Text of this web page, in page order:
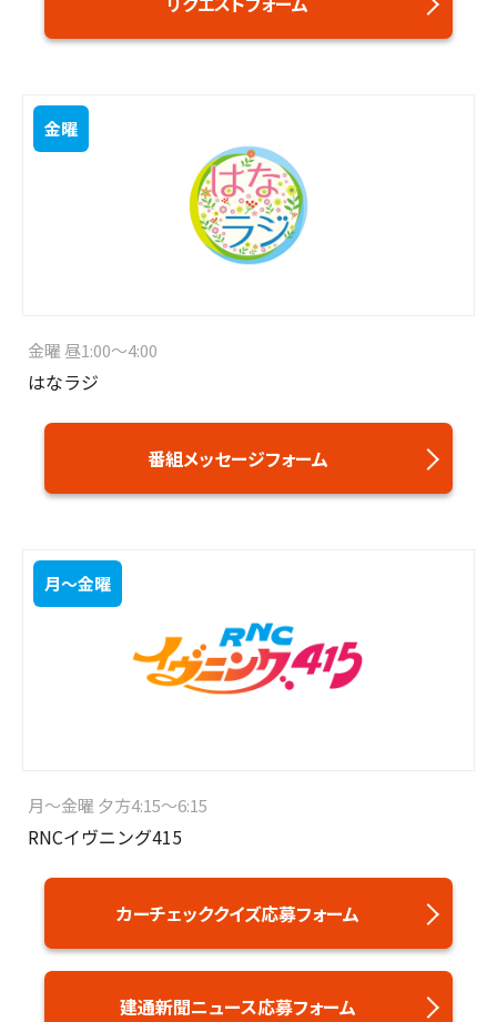
金曜
金曜 昼1:00～4:00
はなラジ
番組メッセージフォーム
月～金曜
月～金曜 夕方4:15～6:15
RNCイヴニング415
カーチェッククイズ応募フォーム
建通新聞ニュース応募フォーム